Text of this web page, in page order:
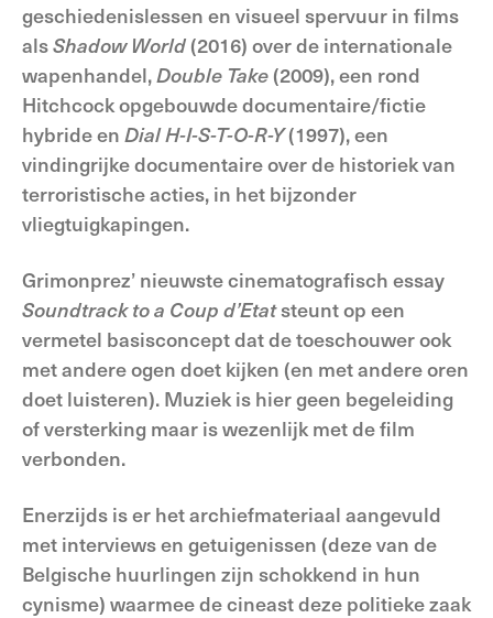
geschiedenislessen en visueel spervuur in films
alsShadow World (2016) over de internationale
wapenhandel,Double Take (2009), een rond
Hitchcock opgebouwde documentaire/fictie
hybride en Dial H-I-S-T-O-R-Y(1997), een
vindingrijke documentaire over de historiek van
terroristische acties, in het bijzonder
vliegtuigkapingen.
Grimonprez’ nieuwste cinematografisch essay
Soundtrack to a Coup d’Etatsteunt op een
vermetel basisconcept dat de toeschouwer ook
met andere ogen doet kijken (en met andere oren
doet luisteren). Muziek is hier geen begeleiding
of versterking maar is wezenlijk met de film
verbonden.
Enerzijds is er het archiefmateriaal aangevuld
met interviews en getuigenissen (deze van de
Belgische huurlingen zijn schokkend in hun
cynisme) waarmee de cineast deze politieke zaak